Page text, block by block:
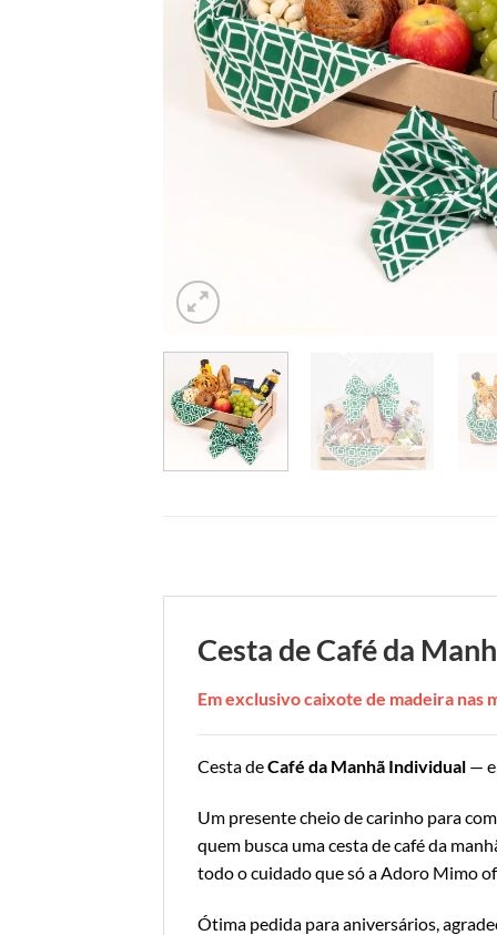
Cesta de Café da
Em exclusivo caixote de madeira nas
Cesta deCafé da Manhã Individual —
Um presente cheio de carinho para
quem busca uma cesta de café da
todo o cuidado que só a Adoro Mimo
Ótima pedida para aniversários,